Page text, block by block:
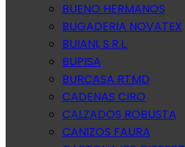
BUENO HERMANOS
BUGADERIA NOVATEX
BUIANI, S.R.L.
BUPISA
BURCASA RTMD
CADENAS CIRO
CALZADOS ROBUSTA
CANIZOS FAURA